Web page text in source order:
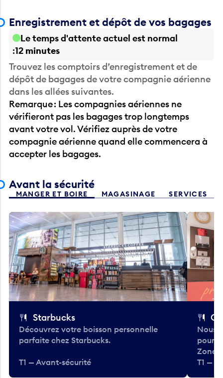
Enregistrement et dépôt de vos bagages
Le temps d'attente actuel est normal
12 minutes
Trouvez les comptoirs d’enregistrement et de
dépôt de bagages de votre compagnie aérienne
dans les allées suivantes.
Remarque : Les compagnies aériennes ne
vérifieront pas les bagages trop longtemps
avant votre vol. Vérifiez auprès de votre
compagnie aérienne quand elle commencera à
accepter les bagages.
Avant la sécurité
MANGER ET BOIRE MAGASINAGE SERVICES
Starbucks
Découvrez votre boisson personnelle
parfaite chez Starbucks.
T1 — Avant-sécurité
Nous
pour
Zone.
T1 —